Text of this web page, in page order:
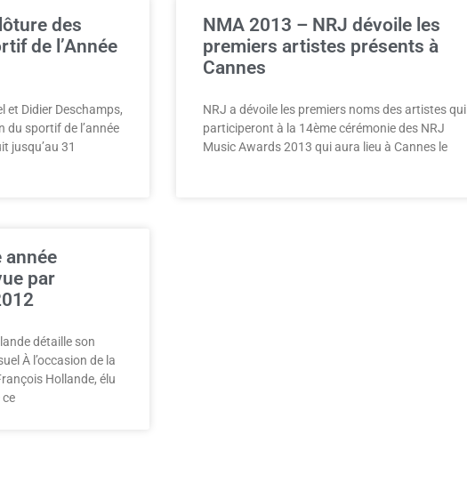
des
de l’Année
et Didier Deschamps,
du sportif de l’année
jusqu’au 31
NMA 2013 – NRJ dévoile les
premiers artistes présents à
Cannes
NRJ a dévoile les premiers noms des artistes qui
participeront à la 14ème cérémonie des NRJ
Music Awards 2013 qui aura lieu à Cannes le
année
par
détaille son
À l’occasion de la
Hollande, élu
ce